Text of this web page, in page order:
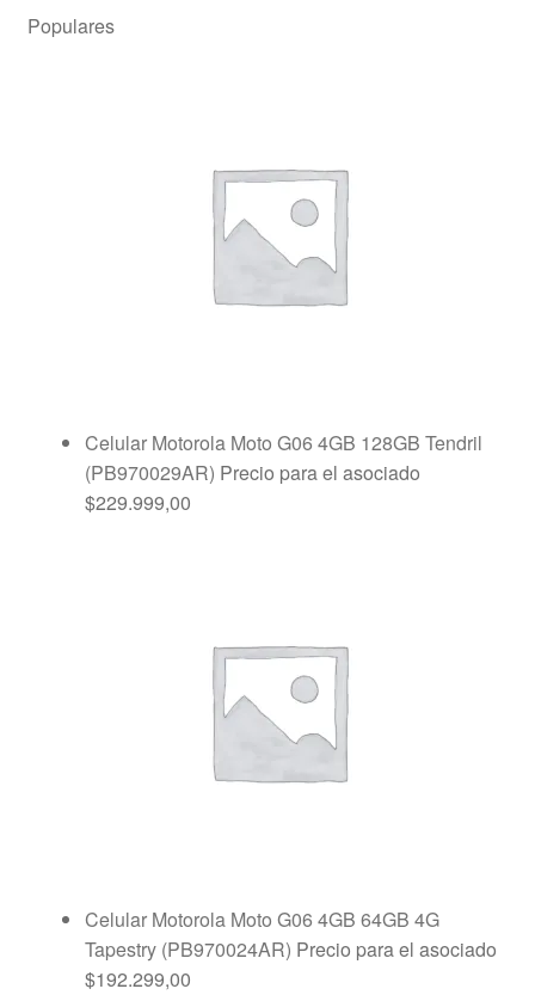
Populares
Celular Motorola Moto G06 4GB 128GB Tendril
(PB970029AR) Precio para el asociado
$229.999,00
Celular Motorola Moto G06 4GB 64GB 4G
Tapestry (PB970024AR) Precio para el asociado
$192.299,00